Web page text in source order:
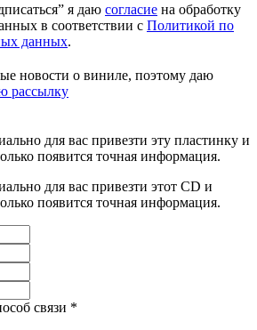
я даю согласие на обработку
в соответствии с Политикой по
данных.
новости о виниле, поэтому даю
рассылку
для вас привезти эту пластинку и
появится точная информация.
для вас привезти этот CD и
появится точная информация.
связи *